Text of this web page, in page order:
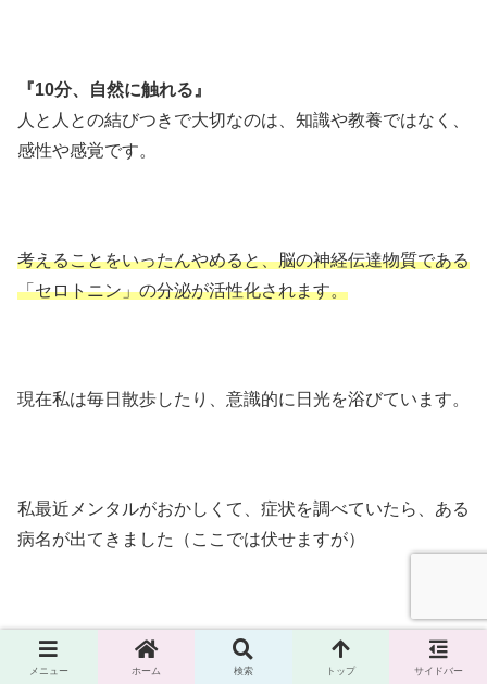
『10分、自然に触れる』
人と人との結びつきで大切なのは、知識や教養ではなく、
感性や感覚です。
考えることをいったんやめると、脳の神経伝達物質である
「セロトニン」の分泌が活性化されます。
現在私は毎日散歩したり、意識的に日光を浴びています。
私最近メンタルがおかしくて、症状を調べていたら、ある
病名が出てきました（ここでは伏せますが）
その治療にSSRI（セロトニン再取り込み阻害薬）が使わ
れているとのことで、セロトニンの分泌を増やすことが自
メニュー ホーム 検索 トップ サイドバー